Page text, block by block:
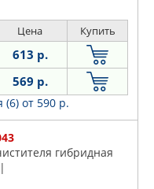
Цена Купить
613 р.
569 р.
(6) от 590 р.
гибридная